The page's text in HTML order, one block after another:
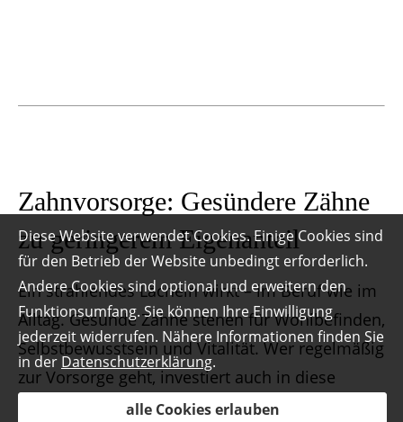
Zahnvorsorge: Gesündere Zähne
zu geringerem Eigenanteil
Ein strahlendes Lächeln wirkt – im Beruf wie im
Alltag. Gesunde Zähne stehen für Wohlbefinden,
Selbstbewusstsein und Vitalität. Wer regelmäßig
zur Vorsorge geht, investiert auch in diese
Lebensqualität. Spätestens wenn eine größere
Diese Website verwendet Cookies. Einige Cookies sind
für den Betrieb der Website unbedingt erforderlich.
Andere Cookies sind optional und erweitern den
Funktionsumfang. Sie können Ihre Einwilligung
jederzeit widerrufen. Nähere Informationen finden Sie
in der Datenschutzerklärung.
alle Cookies erlauben